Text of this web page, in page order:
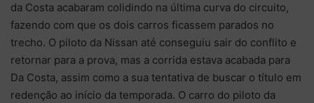
da Costa acabaram colidindo na última curva do circuito,
fazendo com que os dois carros ficassem parados no
trecho. O piloto da Nissan até conseguiu sair do conflito e
retornar para a prova, mas a corrida estava acabada para
Da Costa, assim como a sua tentativa de buscar o título em
redenção ao início da temporada. O carro do piloto da